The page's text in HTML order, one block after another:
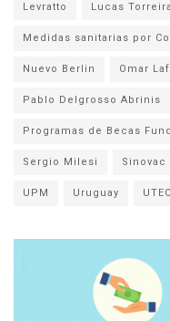
Levratto Lucas Torreira
Medidas sanitarias por
Nuevo Berlin Omar
Pablo Delgrosso Abrinis
Programas de Becas
Sergio Milesi Sinovac
UPM Uruguay UTEC